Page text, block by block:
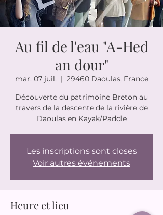
Au fil de l'eau "A-Hed
an dour"
mar. 07 juil.
  |
29460 Daoulas, France
Découverte du patrimoine Breton au
travers de la descente de la rivière de
Daoulas en Kayak/Paddle
Les inscriptions sont closes
Voir autres événements
Heure et lieu